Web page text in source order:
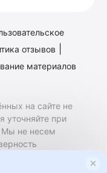
отзывов
материалов
на сайте не
уточняйте при
Мы не несем